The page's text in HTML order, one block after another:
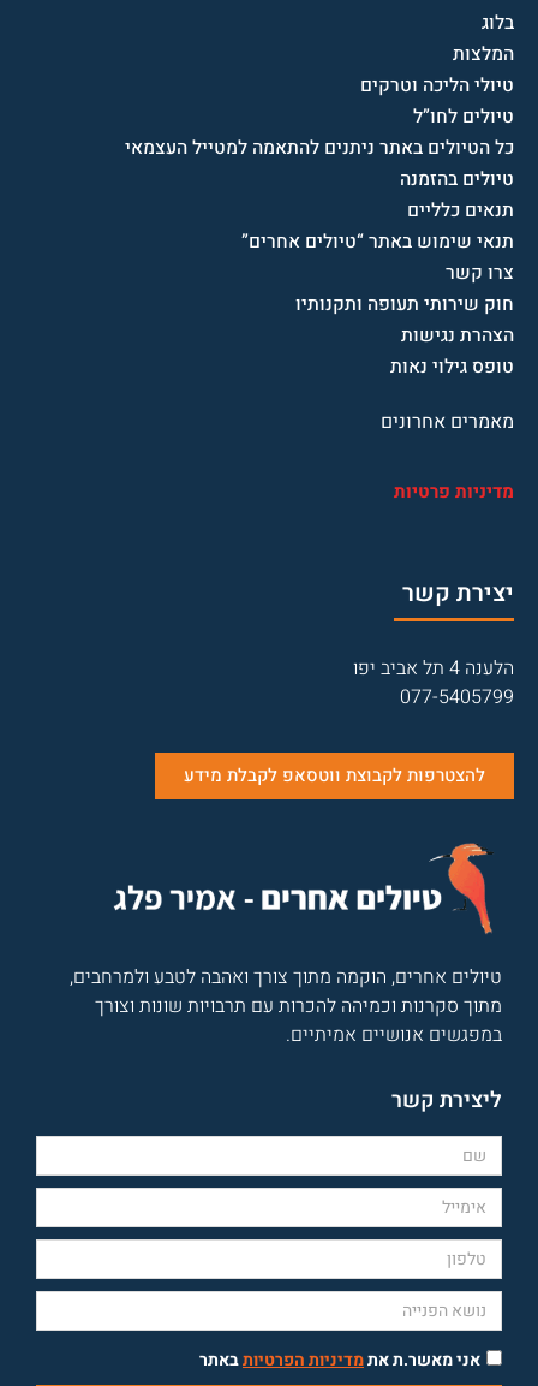
בלוג
המלצות
טיולי הליכה וטרקים
טיולים לחו”ל
כל הטיולים באתר ניתנים להתאמה למטייל העצמאי
טיולים בהזמנה
תנאים כלליים
תנאי שימוש באתר “טיולים אחרים”
צרו קשר
חוק שירותי תעופה ותקנותיו
הצהרת נגישות
טופס גילוי נאות
מאמרים אחרונים
מדיניות פרטיות
יצירת קשר
הלענה 4 תל אביב יפו
077-5405799
להצטרפות לקבוצת ווטסאפ לקבלת מידע
טיולים אחרים, הוקמה מתוך צורך ואהבה לטבע ולמרחבים,
מתוך סקרנות וכמיהה להכרות עם תרבויות שונות וצורך
במפגשים אנושיים אמיתיים.
ליצירת קשר
אני מאשר.ת אתמדיניות הפרטיותבאתר